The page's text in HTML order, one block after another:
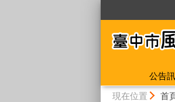
公告
現在位置 首